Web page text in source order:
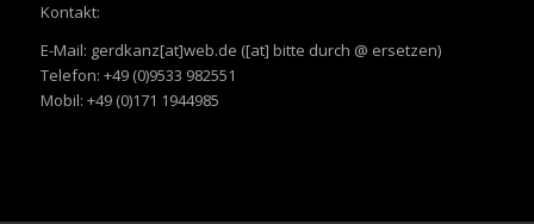
Kontakt:
E-Mail: gerdkanz[at]web.de ([at] bitte durch @ ersetzen)
Telefon: +49 (0)9533 982551
Mobil: +49 (0)171 1944985